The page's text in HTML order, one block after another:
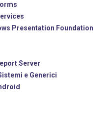
Presentation Foundation
Server
e Generici